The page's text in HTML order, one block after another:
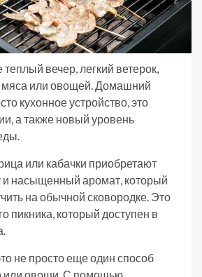
вечер, легкий ветерок,
мяса или овощей. Домашний
кухонное устройство, это
а также новый уровень
или кабачки приобретают
и насыщенный аромат, который
на обычной сковородке. Это
пикника, который доступен в
не просто еще один способ
или овощи. С помощью